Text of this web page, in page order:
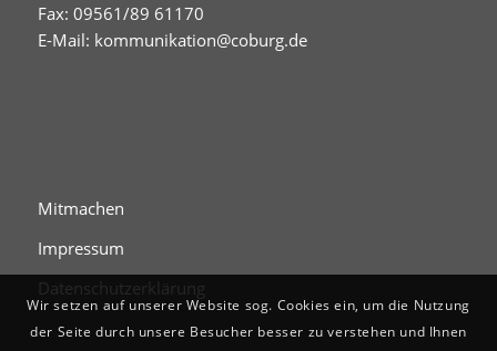
Fax: 09561/89 61170
E-Mail: kommunikation@coburg.de
Mitmachen
Impressum
Datenschutzerklärung
Wir setzen auf unserer Website sog. Cookies ein, um die Nutzung
der Seite durch unsere Besucher besser zu verstehen und Ihnen